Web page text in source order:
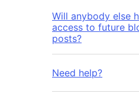
Will anybody else
access to future
posts?
Need help?